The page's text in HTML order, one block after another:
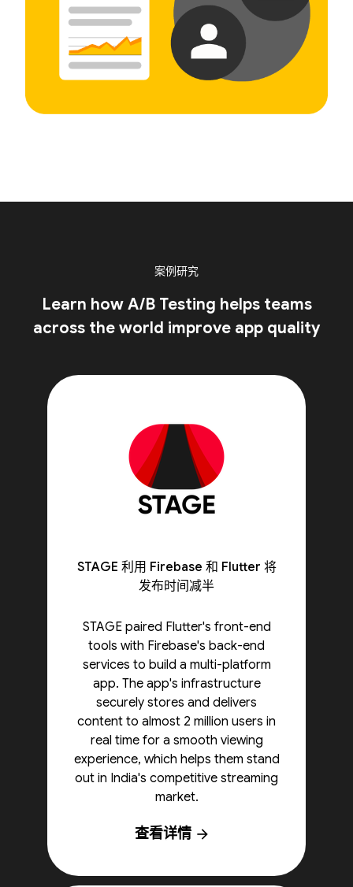
案例研究
Learn how A/B Testing helps teams
across the world improve app quality
STAGE 利用 Firebase 和 Flutter 将
发布时间减半
STAGE paired Flutter's front-end
tools with Firebase's back-end
services to build a multi-platform
app. The app's infrastructure
securely stores and delivers
content to almost 2 million users in
real time for a smooth viewing
experience, which helps them stand
out in India's competitive streaming
market.
查看详情 arrow_forward